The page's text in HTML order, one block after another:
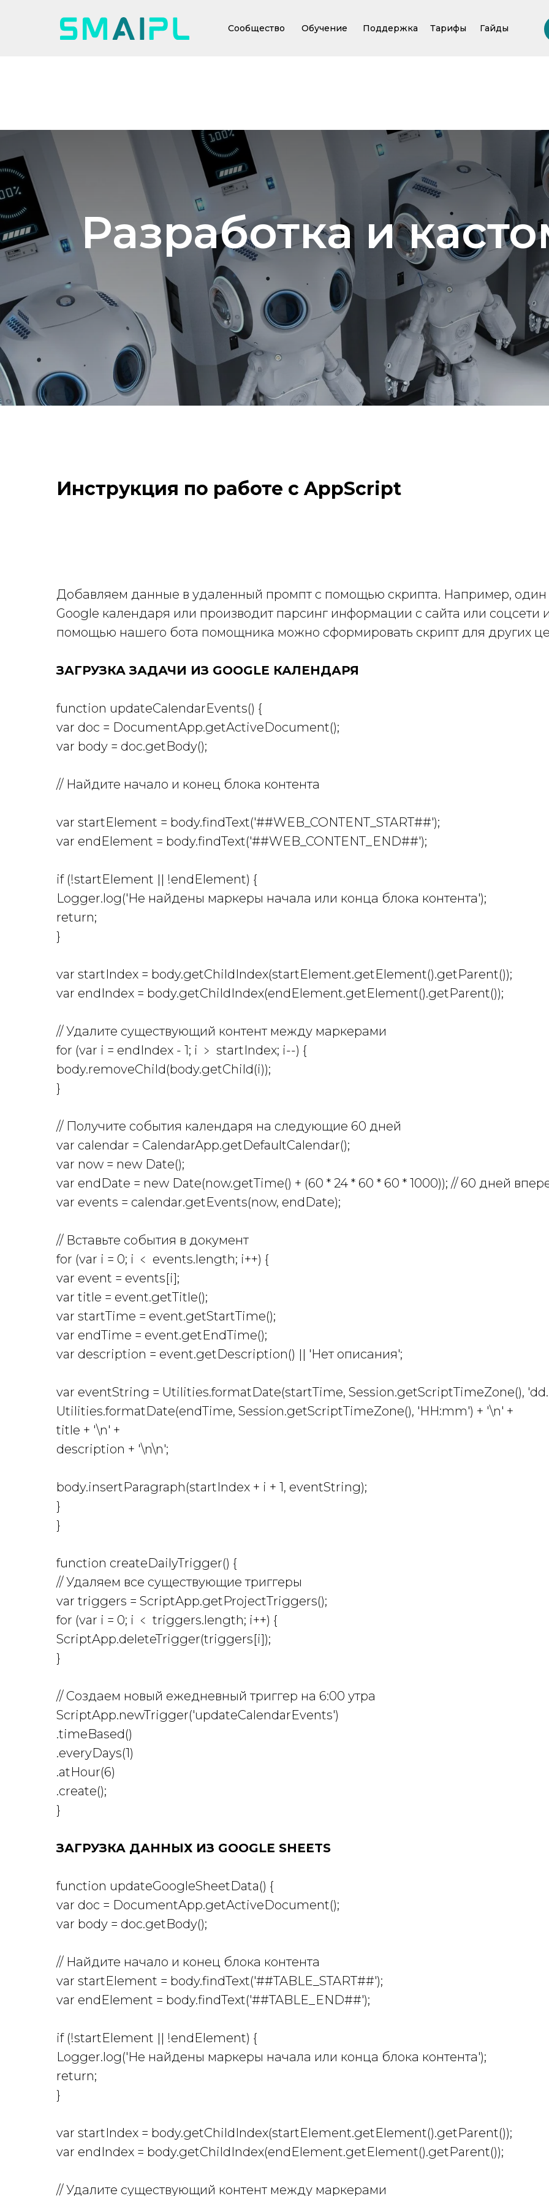
Тарифы Гайды
Регистрация
Сообщество Обучение Поддержка
Разработка и
Инструкция по работе с AppScript
Добавляем данные в удаленный промпт с помощью скрипта. Например, один
Google календаря или производит парсинг информации с сайта или соцсети
помощью нашего бота помощника можно сформировать скрипт для других
ЗАГРУЗКА ЗАДАЧИ ИЗ GOOGLE КАЛЕНДАРЯ
function updateCalendarEvents() {
var doc = DocumentApp.getActiveDocument();
var body = doc.getBody();
// Найдите начало и конец блока контента
var startElement = body.findText('##WEB_CONTENT_START##');
var endElement = body.findText('##WEB_CONTENT_END##');
if (!startElement || !endElement) {
Logger.log('Не найдены маркеры начала или конца блока контента');
return;
}
var startIndex = body.getChildIndex(startElement.getElement().getParent());
var endIndex = body.getChildIndex(endElement.getElement().getParent());
// Удалите существующий контент между маркерами
for (var i = endIndex - 1; i ﹥ startIndex; i--) {
body.removeChild(body.getChild(i));
}
// Получите события календаря на следующие 60 дней
var calendar = CalendarApp.getDefaultCalendar();
var now = new Date();
var endDate = new Date(now.getTime() + (60 * 24 * 60 * 60 * 1000)); // 60 дней
var events = calendar.getEvents(now, endDate);
// Вставьте события в документ
for (var i = 0; i ﹤ events.length; i++) {
var event = events[i];
var title = event.getTitle();
var startTime = event.getStartTime();
var endTime = event.getEndTime();
var description = event.getDescription() || 'Нет описания';
var eventString = Utilities.formatDate(startTime, Session.getScriptTimeZone(),
Utilities.formatDate(endTime, Session.getScriptTimeZone(), 'HH:mm') + '\n' +
title + '\n' +
description + '\n\n';
body.insertParagraph(startIndex + i + 1, eventString);
}
}
function createDailyTrigger() {
// Удаляем все существующие триггеры
var triggers = ScriptApp.getProjectTriggers();
for (var i = 0; i ﹤ triggers.length; i++) {
ScriptApp.deleteTrigger(triggers[i]);
}
// Создаем новый ежедневный триггер на 6:00 утра
ScriptApp.newTrigger('updateCalendarEvents')
.timeBased()
.everyDays(1)
.atHour(6)
.create();
}
ЗАГРУЗКА ДАННЫХ ИЗ GOOGLE SHEETS
function updateGoogleSheetData() {
var doc = DocumentApp.getActiveDocument();
var body = doc.getBody();
// Найдите начало и конец блока контента
var startElement = body.findText('##TABLE_START##');
var endElement = body.findText('##TABLE_END##');
if (!startElement || !endElement) {
Logger.log('Не найдены маркеры начала или конца блока контента');
return;
}
var startIndex = body.getChildIndex(startElement.getElement().getParent());
var endIndex = body.getChildIndex(endElement.getElement().getParent());
// Удалите существующий контент между маркерами